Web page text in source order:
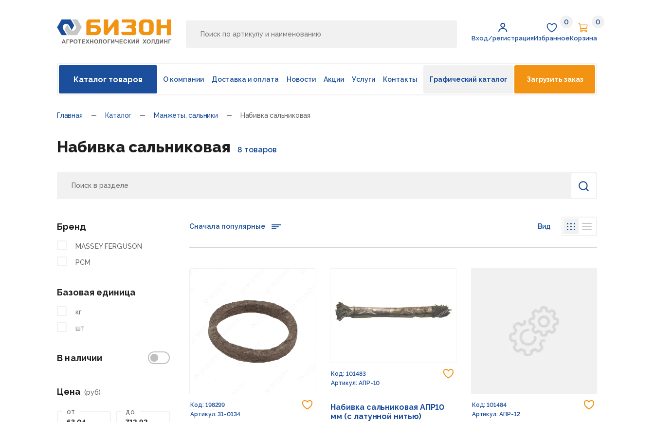
Вход/регистрация
Избранное
0
Избранное
Корзина
0
Корзина
Каталог товаров О компании Доставка и оплата Новости Акции Услуги Контакты Графический каталог Загрузить заказ
Главная Каталог Манжеты, сальники Набивка сальниковая
Набивка сальниковая 8 товаров
Найти
Бренд
MASSEY FERGUSON
РСМ
Базовая единица
кг
шт
В наличии
Цена (руб)
от до
Сначала популярные Вид
Добавить в избранное
Код: 198299
Артикул: 31-0134
Код: 101483
Артикул: АПР-10
Набивка сальниковая АПР10
мм (с латунной нитью)
Код: 101484
Артикул: АПР-12